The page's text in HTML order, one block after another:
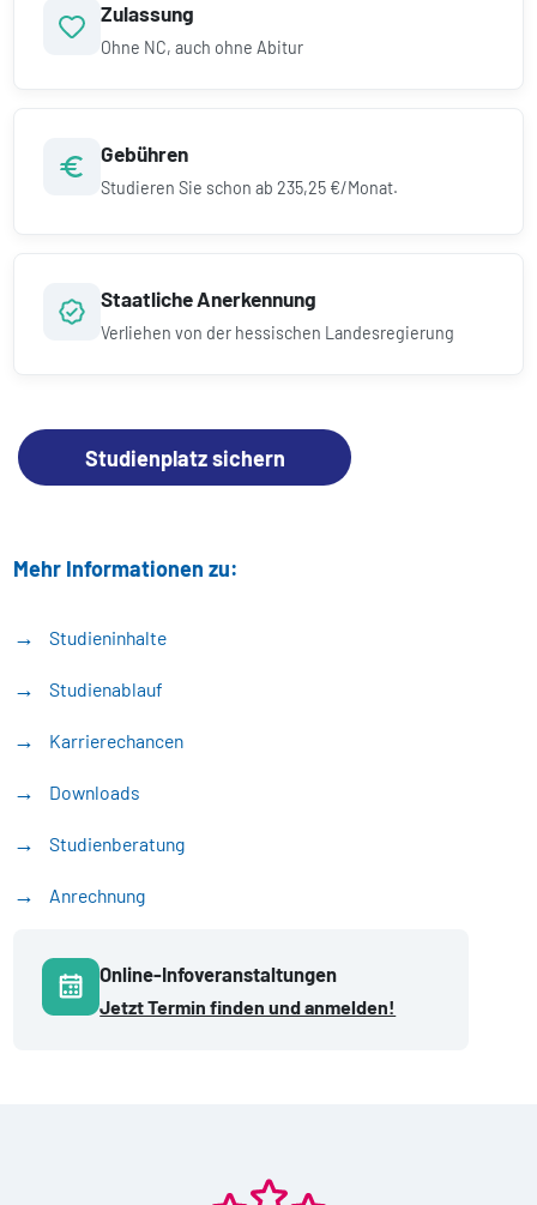
Zulassung
Ohne NC, auch ohne Abitur
Gebühren
Studieren Sie schon ab235,25 €/Monat.
Staatliche Anerkennung
Verliehen von der hessischen Landesregierung
Studienplatz sichern
Mehr Informationen zu:
Studieninhalte
Studienablauf
Karrierechancen
Downloads
Studienberatung
Anrechnung
Online-Infoveranstaltungen
Jetzt Termin finden und anmelden!